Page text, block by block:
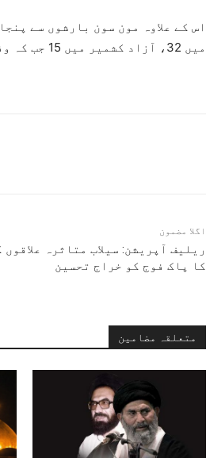
میں 32، آزاد کشمیر میں 15 جب کہ وفاقی دارالحکومت اسلام آباد میں 8 ہلاکتیں ہوئیں۔
اگلا مضمون
ریلیف آپریشن: سیلاب متاثرہ علاقوں
کا پاک فوج کو خراج تحسین
متعلقہ مضامین